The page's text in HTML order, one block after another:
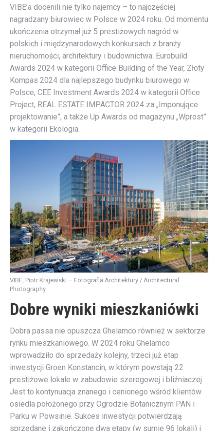
VIBE’a docenili nie tylko najemcy – to najczęściej
nagradzany biurowiec w Polsce w 2024 roku. Od momentu
ukończenia otrzymał już 5 prestiżowych nagród w
polskich i międzynarodowych konkursach z branży
nieruchomości, architektury i budownictwa: Eurobuild
Awards 2024 w kategorii Office Building of the Year, Złoty
Kompas 2024 dla najlepszego budynku biurowego w
Polsce, CEE Investment Awards 2024 w kategorii Office
Project, REAL ESTATE IMPACTOR 2024 za „Imponujące
projektowanie”, a także Up Awards od magazynu „Wprost”
w kategorii Ekologia.
VIBE, Piotr Krajewski – Fotografia Architektury / Architectural
Photography
Dobre wyniki mieszkaniówki
Dobra passa nie opuszcza Ghelamco również w sektorze
rynku mieszkaniowego. W 2024 roku Ghelamco
wprowadziło do sprzedaży kolejny, trzeci już etap
inwestycji Groen Konstancin, w którym powstają 22
prestiżowe lokale w zabudowie szeregowej i bliźniaczej.
Jest to kontynuacja znanego i cenionego wśród klientów
osiedla położonego przy Ogrodzie Botanicznym PAN i
Parku w Powsinie. Sukces inwestycji potwierdzają
sprzedane i zakończone dwa etapy (w sumie 96 lokali) i